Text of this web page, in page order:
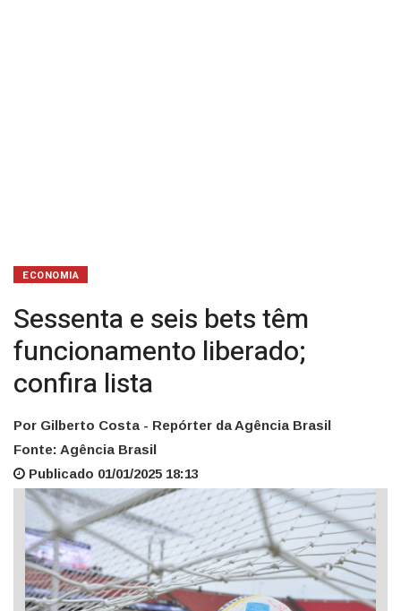
ECONOMIA
Sessenta e seis bets têm
funcionamento liberado;
confira lista
Por Gilberto Costa - Repórter da Agência Brasil
Fonte: Agência Brasil
Publicado 01/01/2025 18:13